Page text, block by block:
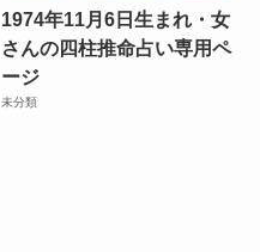
1974年11月6日生まれ・女
さんの四柱推命占い専用ペ
ージ
未分類